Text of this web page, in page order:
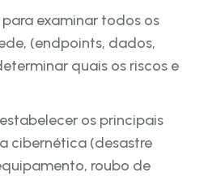
para examinar todos os
(endpoints, dados,
quais os riscos e
estabelecer os principais
cibernética (desastre
roubo de